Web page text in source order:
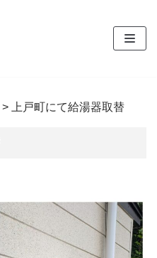
> 上戸町にて給湯器取替